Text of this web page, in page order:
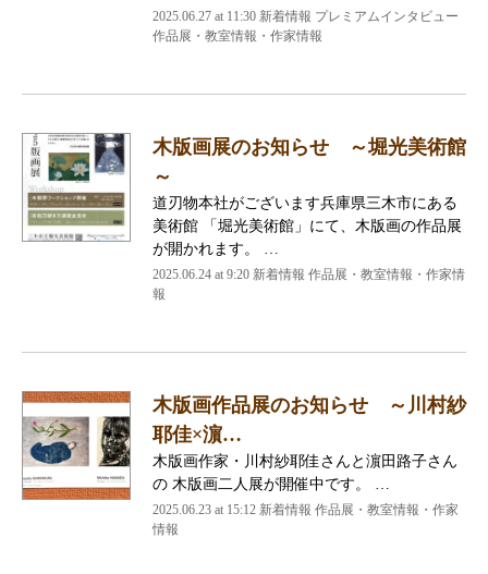
2025.06.27 at 11:30 新着情報 プレミアムインタビュー
作品展・教室情報・作家情報
木版画展のお知らせ ～堀光美術館
～
道刃物本社がございます兵庫県三木市にある
美術館 「堀光美術館」にて、木版画の作品展
が開かれます。 …
2025.06.24 at 9:20 新着情報 作品展・教室情報・作家情
報
木版画作品展のお知らせ ～川村紗
耶佳×濵…
木版画作家・川村紗耶佳さんと濵田路子さん
の 木版画二人展が開催中です。 …
2025.06.23 at 15:12 新着情報 作品展・教室情報・作家
情報